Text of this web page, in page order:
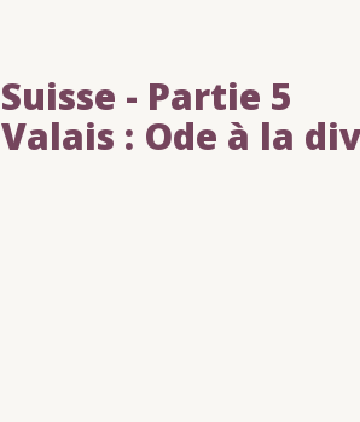
Suisse - Partie 5
Valais : Ode à la